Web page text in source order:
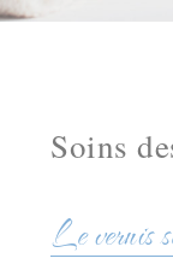
Soins
Le vernis